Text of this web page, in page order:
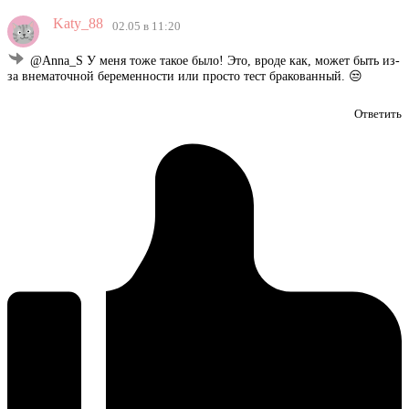
Katy_88 02.05 в 11:20
@Anna_S У меня тоже такое было! Это, вроде как, может быть из-
за внематочной беременности или просто тест бракованный. 😒
Ответить